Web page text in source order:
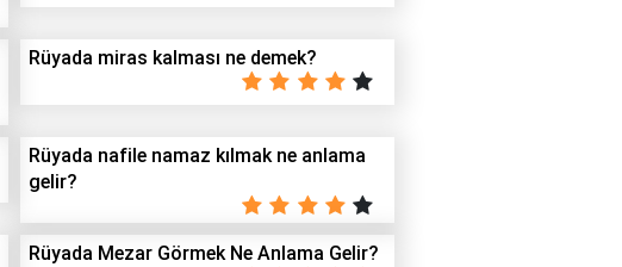
Rüyada miras kalması ne demek?
Rüyada nafile namaz kılmak ne anlama
gelir?
Rüyada Mezar Görmek Ne Anlama Gelir?